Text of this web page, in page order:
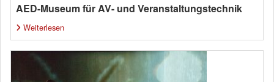
AED-Museum für AV- und Veranstaltungstechnik
Weiterlesen